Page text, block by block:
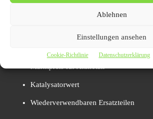
Ablehnen
Einstellungen ansehen
Cookie-Richtlinie Datenschutzerklärung
Der Wert eines Schrottautos hängt ab von:
Katalysatorwert
Wiederverwendbaren Ersatzteilen